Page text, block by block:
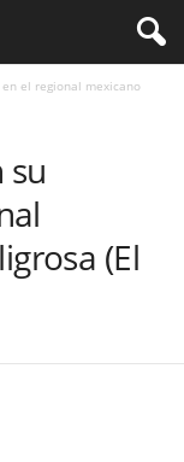
el regional mexicano
(El